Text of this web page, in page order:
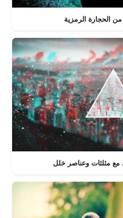
الحجارة الرمزية
مثلثات وعناصر خلل